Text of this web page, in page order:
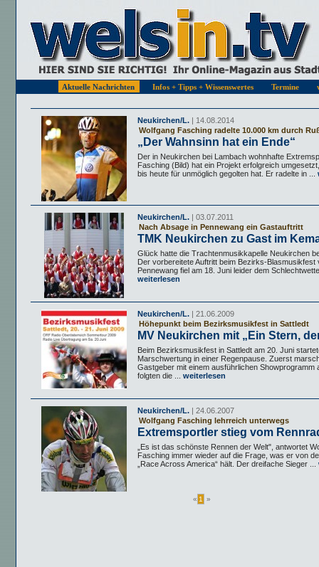
Aktuelle Nachrichten Infos + Tipps + Wissenswertes Termine
Neukirchen/L. | 14.08.2014
Wolfgang Fasching radelte 10.000 km durch
„Der Wahnsinn hat ein Ende“
Der in Neukirchen bei Lambach wohnhafte
Fasching (Bild) hat ein Projekt erfolgreich
bis heute für unmöglich gegolten hat. Er radelte in ...
Neukirchen/L. | 03.07.2011
Nach Absage in Pennewang ein Gastauftritt
TMK Neukirchen zu Gast im
Glück hatte die Trachtenmusikkapelle Neukirchen
Der vorbereitete Auftritt beim Bezirks-Blasmusikfest
Pennewang fiel am 18. Juni leider dem
weiterlesen
Neukirchen/L. | 21.06.2009
Höhepunkt beim Bezirksmusikfest in Sattledt
MV Neukirchen mit „Ein Stern,
Beim Bezirksmusikfest in Sattledt am 20. Juni
Marschwertung in einer Regenpause. Zuerst
Gastgeber mit einem ausführlichen Showprogramm
folgten die ...
weiterlesen
Neukirchen/L. | 24.06.2007
Wolfgang Fasching lehrreich unterwegs
Extremsportler stieg vom
„Es ist das schönste Rennen der Welt", antwortet
Fasching immer wieder auf die Frage, was er von
„Race Across America“ hält. Der dreifache Sieger ...
« 1 »